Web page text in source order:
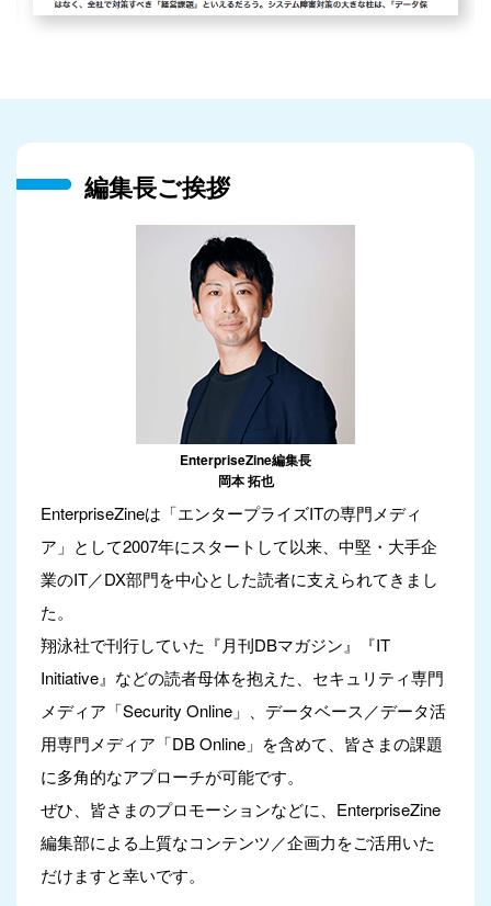
編集長ご挨拶
EnterpriseZine編集長
岡本 拓也
EnterpriseZineは「エンタープライズITの専門メディ
ア」として2007年にスタートして以来、中堅・大手企
業のIT／DX部門を中心とした読者に支えられてきまし
た。
翔泳社で刊行していた『月刊DBマガジン』『IT
Initiative』などの読者母体を抱えた、セキュリティ専門
メディア「Security Online」、データベース／データ活
用専門メディア「DB Online」を含めて、皆さまの課題
に多角的なアプローチが可能です。
ぜひ、皆さまのプロモーションなどに、EnterpriseZine
編集部による上質なコンテンツ／企画力をご活用いた
だけますと幸いです。